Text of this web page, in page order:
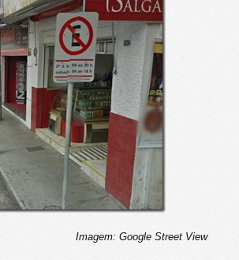
Imagem: Google Street View